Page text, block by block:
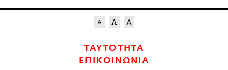
ΤΑΥΤΟΤΗΤΑ
ΕΠΙΚΟΙΝΩΝΙΑ